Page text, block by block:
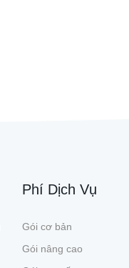
Phí Dịch Vụ
Gói cơ bản
Gói nâng cao